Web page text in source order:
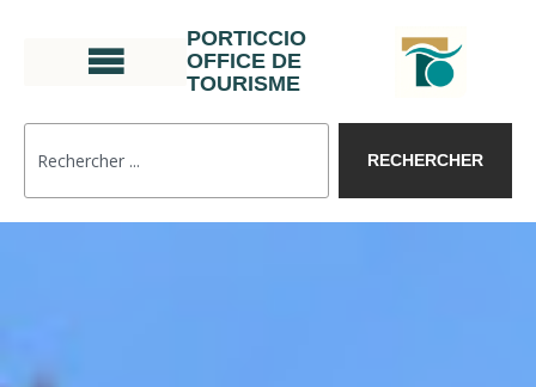
PORTICCIO
OFFICE DE
TOURISME
RECHERCHER